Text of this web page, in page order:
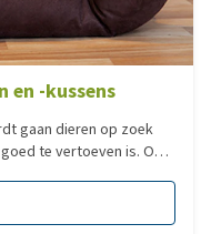
en -kussens
gaan dieren op zoek
te vertoeven is. Ook
Verwen je lieve
zachte en warme